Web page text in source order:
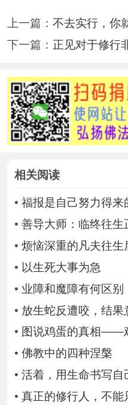
上一篇： 不去实行，你
下一篇： 正见对于修行
相关阅读
• 福报是自己努力得来
• 善导大师：临终往生
• 烦恼深重的凡夫往生
• 以生死大事为急
• 业障和魔障有何区别
• 放生蛇反遭咬，结果
• 图说鸡蛋的真相——
• 佛教中的四种涅槃
• 活着，用生命书写自
• 真正的修行人，不能